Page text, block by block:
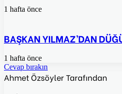
1 hafta önce
BAŞKAN YILMAZ’DAN
1 hafta önce
Cevap bırakın
Ahmet Özsöyler Tarafından